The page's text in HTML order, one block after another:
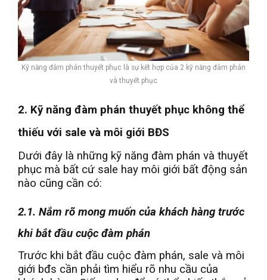
Kỹ năng đàm phán thuyết phục là sự kết hợp của 2 kỹ năng đàm phán
và thuyết phục
2. Kỹ năng đàm phán thuyết phục không thể
thiếu với sale và môi giới BĐS
Dưới đây là những kỹ năng đàm phán và thuyết
phục mà bất cứ sale hay môi giới bất động sản
nào cũng cần có:
2.1. Nắm rõ mong muốn của khách hàng trước
khi bắt đầu cuộc đàm phán
Trước khi bắt đầu cuộc đàm phán, sale và môi
giới bđs cần phải tìm hiểu rõ nhu cầu của